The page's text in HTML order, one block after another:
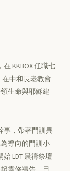
KKBOX 任職七
在中和長老教會
生命與耶穌建
事，帶著門訓異
導向的門訓小
LDT 晨禱祭壇
靈修禱告，目